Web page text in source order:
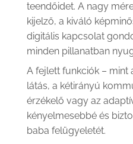
teendőidet. A nagy
kijelző, a kiváló
digitális kapcsolat
minden pillanatban
A fejlett funkciók – mint
látás, a kétirányú
érzékelő vagy az
kényelmesebbé és
baba felügyeletét.